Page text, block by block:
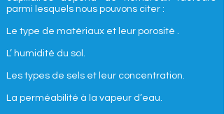
parmi lesquels nous pouvons citer :
Le type de matériaux et leur porosité .
L’ humidité du sol.
Les types de sels et leur concentration.
La perméabilité à la vapeur d’eau.